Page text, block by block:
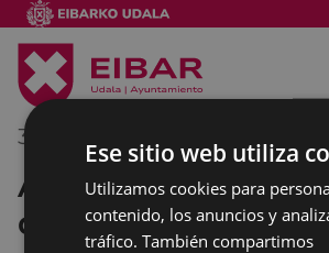
30/01/2019
Asistencia a acto en
de Plenos del
Ese sitio web utiliza
Utilizamos cookies para
contenido, los anuncios y
tráfico. También compartimos